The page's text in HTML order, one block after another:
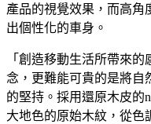
產品的視覺效果，而高角
出個性化的車身。
「創造移動生活所帶來
念，更難能可貴的是將自
的堅持。採用還原木皮的
大地色的原始木紋，從色